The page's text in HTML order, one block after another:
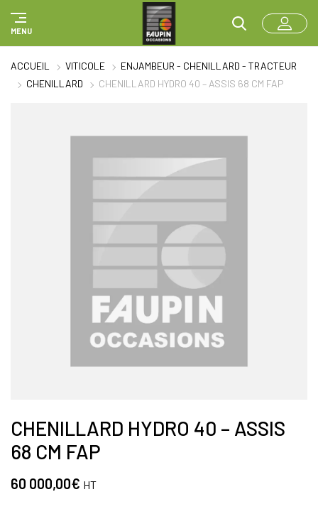
MENU
ACCUEIL VITICOLE
ENJAMBEUR - CHENILLARD - TRACTEUR
CHENILLARD
CHENILLARD HYDRO 40 – ASSIS 68 CM FAP
CHENILLARD HYDRO 40 – ASSIS
68 CM FAP
60 000,00€ HT
Panneau de gestion des cookies